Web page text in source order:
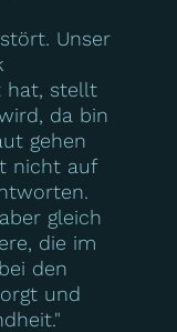
Unser
hat, stellt
da bin
gehen
nicht auf
gleich
die im
den
und